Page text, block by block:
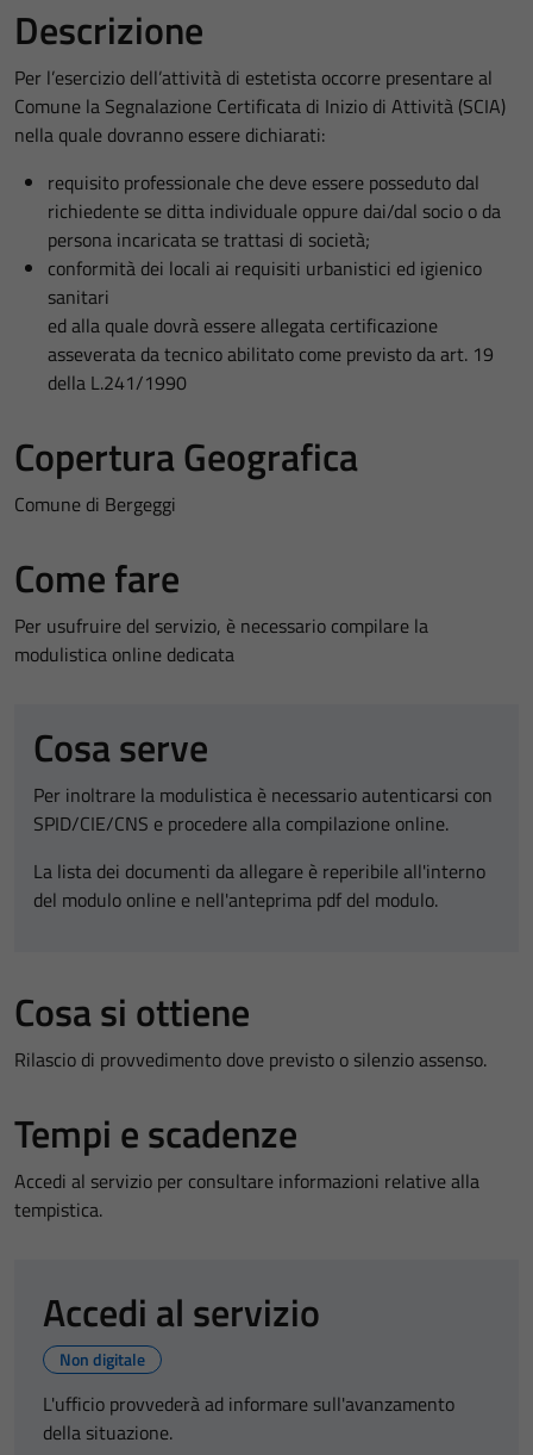
Descrizione
Per l’esercizio dell’attività di estetista occorre presentare al
Comune la Segnalazione Certificata di Inizio di Attività (SCIA)
nella quale dovranno essere dichiarati:
requisito professionale che deve essere posseduto dal
richiedente se ditta individuale oppure dai/dal socio o da
persona incaricata se trattasi di società;
conformità dei locali ai requisiti urbanistici ed igienico
sanitari
ed alla quale dovrà essere allegata certificazione
asseverata da tecnico abilitato come previsto da art. 19
della L.241/1990
Copertura Geografica
Comune di Bergeggi
Come fare
Per usufruire del servizio, è necessario compilare la
modulistica online dedicata
Cosa serve
Per inoltrare la modulistica è necessario autenticarsi con
SPID/CIE/CNS e procedere alla compilazione online.
La lista dei documenti da allegare è reperibile all'interno
del modulo online e nell'anteprima pdf del modulo.
Cosa si ottiene
Rilascio di provvedimento dove previsto o silenzio assenso.
Tempi e scadenze
Accedi al servizio per consultare informazioni relative alla
tempistica.
Accedi al servizio
Non digitale
L'ufficio provvederà ad informare sull'avanzamento
della situazione.